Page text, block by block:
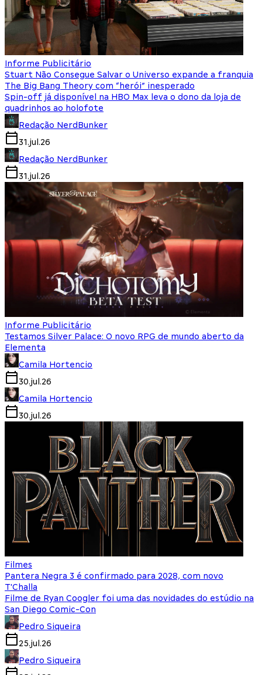
Informe Publicitário
Stuart Não Consegue Salvar o Universo expande a franquia
The Big Bang Theory com “herói” inesperado
Spin-off já disponível na HBO Max leva o dono da loja de
quadrinhos ao holofote
Redação NerdBunker
31.jul.26
Redação NerdBunker
31.jul.26
Informe Publicitário
Testamos Silver Palace: O novo RPG de mundo aberto da
Elementa
Camila Hortencio
30.jul.26
Camila Hortencio
30.jul.26
Filmes
Pantera Negra 3 é confirmado para 2028, com novo
T'Challa
Filme de Ryan Coogler foi uma das novidades do estúdio na
San Diego Comic-Con
Pedro Siqueira
25.jul.26
Pedro Siqueira